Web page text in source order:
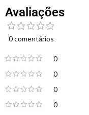
Avaliações
0 comentários
0
0
0
0